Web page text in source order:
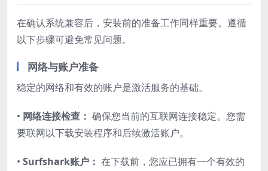
在确认系统兼容后，安装前的准备工作同样重要。遵循
以下步骤可避免常见问题。
网络与账户准备
稳定的网络和有效的账户是激活服务的基础。
• 网络连接检查： 确保您当前的互联网连接稳定。您需
要联网以下载安装程序和后续激活账户。
• Surfshark账户： 在下载前，您应已拥有一个有效的